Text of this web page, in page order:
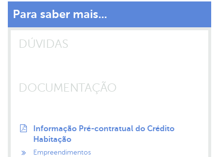
Para saber mais...
DÚVIDAS
DOCUMENTAÇÃO
Informação Pré-contratual do Crédito
Habitação
Empreendimentos